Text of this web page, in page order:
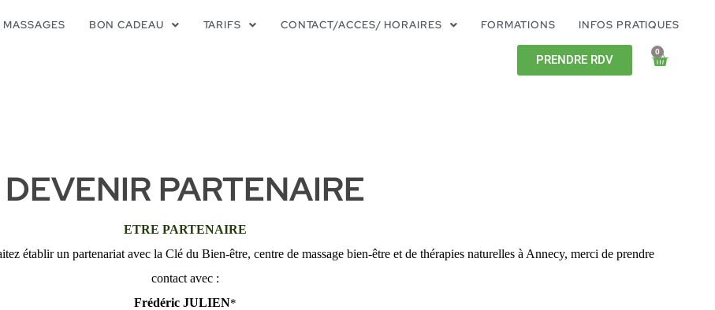
MASSAGES BON CADEAU TARIFS CONTACT/ACCES/ HORAIRES FORMATIONS INFOS PRATIQUES
PRENDRE RDV
0
DEVENIR PARTENAIRE
ETRE PARTENAIRE
établir un partenariat avec la Clé du Bien-être, centre de massage bien-être et de thérapies naturelles à Annecy, merci de prendre
contact avec :
Frédéric JULIEN*